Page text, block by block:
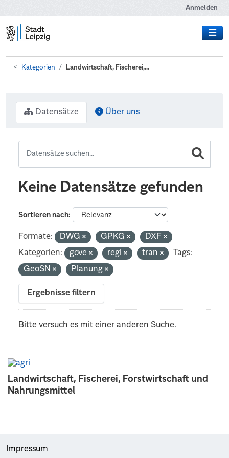
Anmelden
Kategorien Landwirtschaft, Fischerei,...
Landwirtschaft, Fischerei, Forstwirtschaft und
Nahrungsmittel
Datensätze Über uns
Keine Datensätze gefunden
Sortieren nach
Formate: DWG GPKG
DXF
Kategorien:
gove regi tran
Tags:
GeoSN
Planung
Ergebnisse filtern
Bitte versuch es mit einer anderen Suche.
Impressum